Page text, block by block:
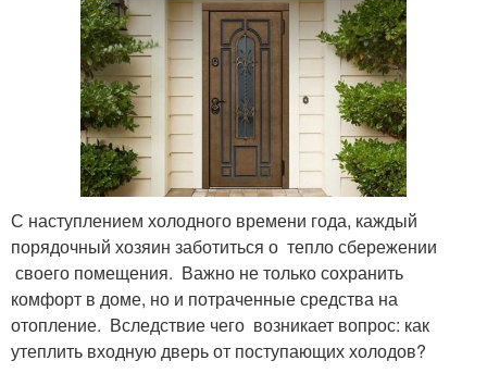
С наступлением холодного времени года, каждый
порядочный хозяин заботиться о тепло сбережении
своего помещения. Важно не только сохранить
комфорт в доме, но и потраченные средства на
отопление. Вследствие чего возникает вопрос: как
утеплить входную дверь от поступающих холодов?